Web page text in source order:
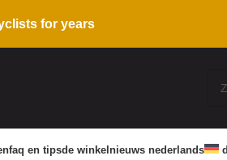
for years
faq en tipsde winkel nieuws nederlands